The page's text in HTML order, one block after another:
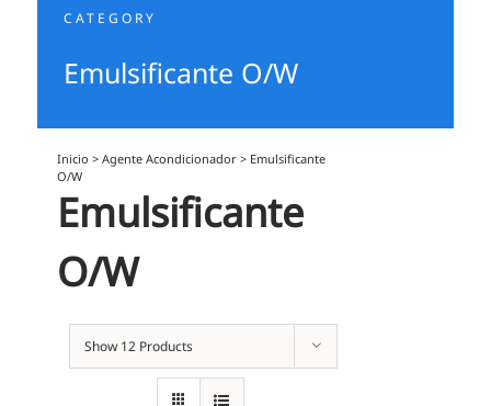
CATEGORY
Emulsificante O/W
Inicio >Agente Acondicionador > Emulsificante
O/W
Emulsificante
O/W
Show 12 Products